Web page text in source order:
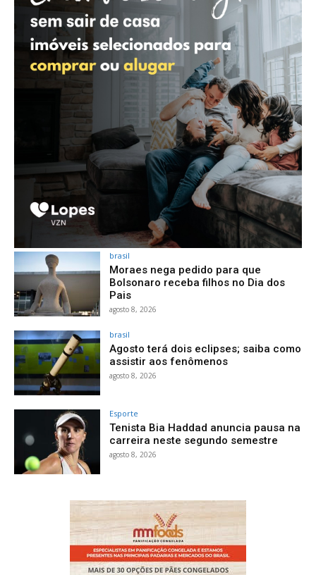
brasil
Moraes nega pedido para que
Bolsonaro receba filhos no Dia dos
Pais
agosto 8, 2026
brasil
Agosto terá dois eclipses; saiba como
assistir aos fenômenos
agosto 8, 2026
Esporte
Tenista Bia Haddad anuncia pausa na
carreira neste segundo semestre
agosto 8, 2026